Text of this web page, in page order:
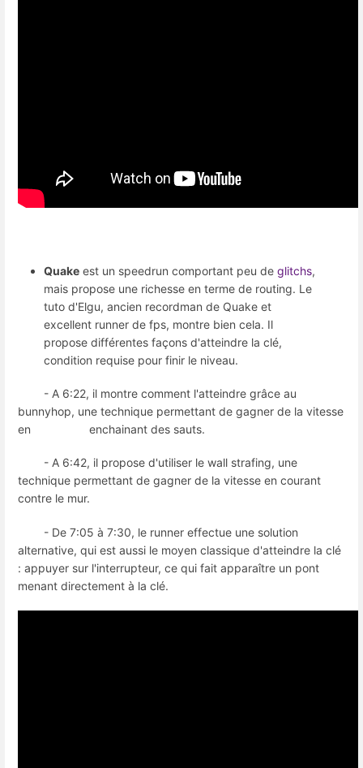
Quake est un speedrun comportant peu de glitchs,
mais propose une richesse en terme de routing. Le
tuto d'Elgu, ancien recordman de Quake et
excellent runner de fps, montre bien cela. Il
propose différentes façons d'atteindre la clé,
condition requise pour finir le niveau.
- A 6:22, il montre comment l'atteindre grâce au
bunnyhop, une technique permettant de gagner de la vitesse
en enchainant des sauts.
- A 6:42, il propose d'utiliser le wall strafing, une
technique permettant de gagner de la vitesse en courant
contre le mur.
- De 7:05 à 7:30, le runner effectue une solution
alternative, qui est aussi le moyen classique d'atteindre la clé
: appuyer sur l'interrupteur, ce qui fait apparaître un pont
menant directement à la clé.